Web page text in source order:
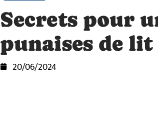
Secrets pour
punaises de lit
20/06/2024